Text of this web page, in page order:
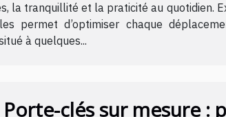
la tranquillité et la praticité au quotidien.
permet d’optimiser chaque
à quelques...
Porte-clés sur mesure :